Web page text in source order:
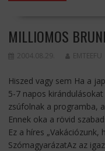
MILLIOMOS
2004.08.29. EMTEEFU
Hiszed vagy sem Ha a
5-7 napos
zsúfolnak a programba,
Ennek oka a rövid
Ez a híres „Vakációzunk,
SzómagyarázatAz az